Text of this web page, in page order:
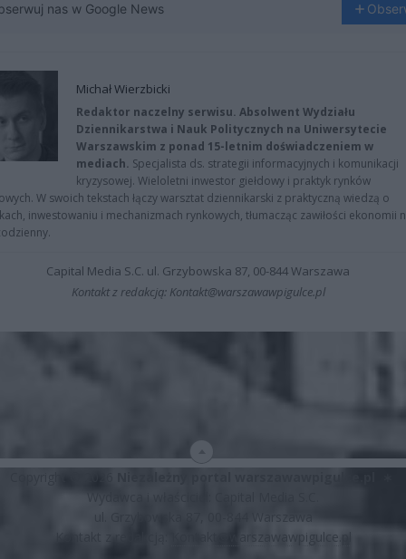
nas w Google News
Michał Wierzbicki
Redaktor naczelny serwisu. Absolwent Wydziału
Dziennikarstwa i Nauk Politycznych na Uniwersytecie
Warszawskim z ponad 15-letnim doświadczeniem w
mediach. Specjalista ds. strategii informacyjnych i komunikacji
kryzysowej. Wieloletni inwestor giełdowy i praktyk rynków
W swoich tekstach łączy warsztat dziennikarski z praktyczną wiedzą o
inwestowaniu i mechanizmach rynkowych, tłumacząc zawiłości ekonomii
Capital Media S.C. ul. Grzybowska 87, 00-844 Warszawa
Kontakt z redakcją: Kontakt@warszawawpigulce.pl
Kontakt z redakcją:
Kontakt@warszawawpigulce.pl